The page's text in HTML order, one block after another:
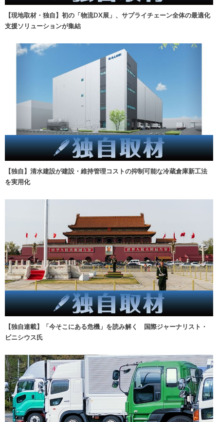
【現地取材・独自】初の「物流DX展」、サプライチェーン全体の最適化
支援ソリューションが集結
【独自】清水建設が建設・維持管理コストの抑制可能な冷蔵倉庫新工法
を実用化
【独自連載】「今そこにある危機」を読み解く 国際ジャーナリスト・
ビニシウス氏